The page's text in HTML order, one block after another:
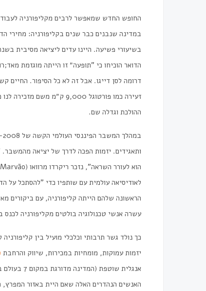
החופש החדש שמאפשר לרבים מקליפורניה לעבוד
במדינה שנבנים כבר שנים בקליפורניה: מחירי
בשיעורי פשיעה. היינו עדים ליציאה מסיבית
הדואר הוכיחו כי "תופעה״ זו הייתה מוגזמת מאד;
דרומה לסן דייגו. אבל זה לא כל הסיפור. החיים
זעירה כמו פורטוגל ק״מ משם מזכירה לנו
ההולכת וגדלה שם.
במהלך המשבר הפיננסי העולמי הקשה של
ותאגידים. יזמות הפכה לדרך של יציאה מהמשבר
הוא לעורר השראה", נזכר ריקרדו מרוואו (
לאודיסיאה עולמית עם שותפיו כדי "להסתכל על
הראשונה שלהם הייתה קליפורניה, עם ביקורים
עשרה אנשי טכנולוגיה בולטים מקליפורניה לכנס
כך נולד גשר תרבותי וכלכלי מועיל בין קליפורניה
יזמות עמוקות, מומחיות במכירות, שיווק והרחבת
אנגלית שוטפת (המדינה מדורגת במקום בעולם
האנשים הנהדרים האלה שאם היית באזור המפרץ,